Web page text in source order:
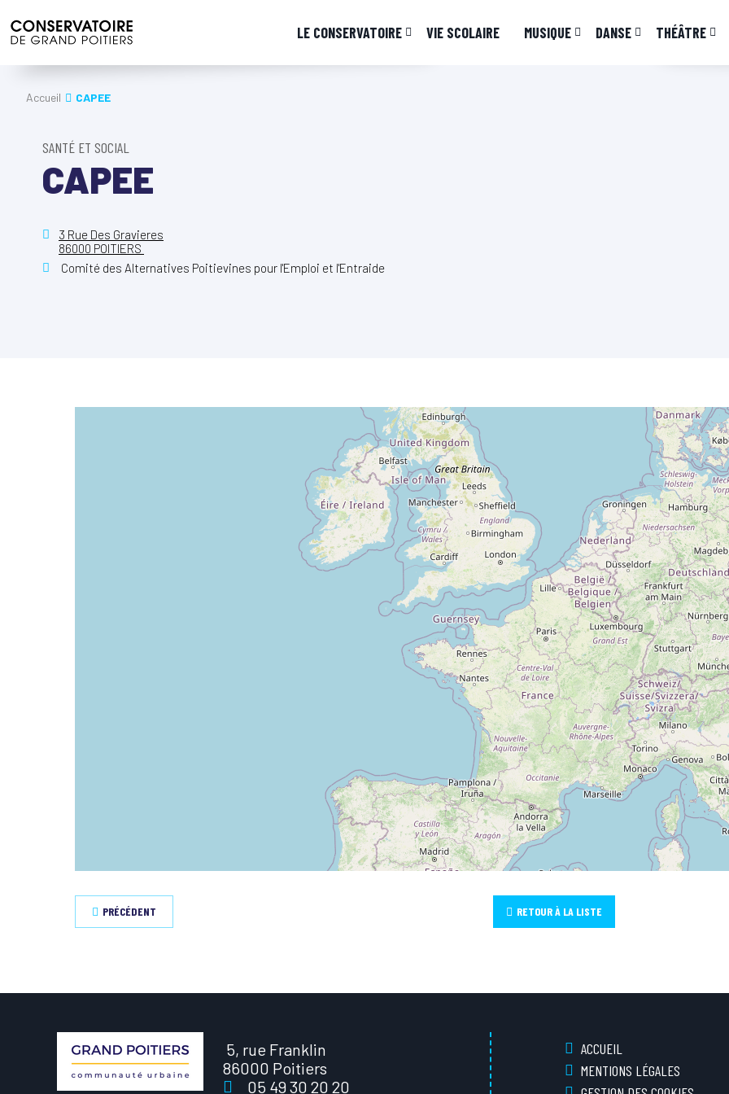
LE CONSERVATOIRE VIE SCOLAIRE MUSIQUE DANSE THÉÂTRE
Accueil CAPEE
SANTÉ ET SOCIAL
CAPEE
3 Rue Des Gravieres
86000 POITIERS
Comité des Alternatives Poitievines pour l'Emploi et l'Entraide
PRÉCÉDENT RETOUR À LA LISTE
5, rue Franklin
86000 Poitiers
05 49 30 20 20
ACCUEIL
MENTIONS LÉGALES